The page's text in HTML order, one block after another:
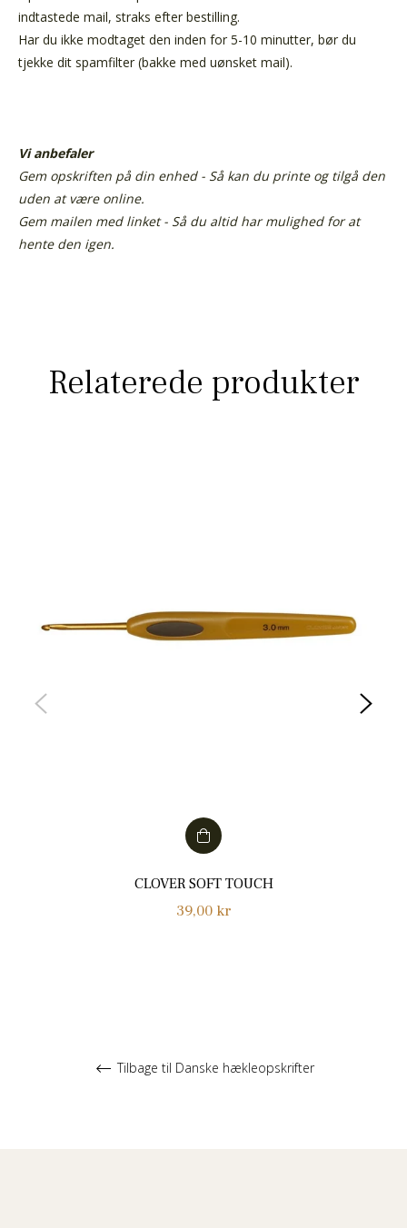
indtastede mail, straks efter bestilling.
Har du ikke modtaget den inden for 5-10 minutter, bør du
tjekke dit spamfilter (bakke med uønsket mail).
Vi anbefaler
Gem opskriften på din enhed - Så kan du printe og tilgå den
uden at være online.
Gem mailen med linket - Så du altid har mulighed for at
hente den igen.
Relaterede produkter
CLOVER SOFT TOUCH
Normalpris
39,00 kr
Tilbage til Danske hækleopskrifter